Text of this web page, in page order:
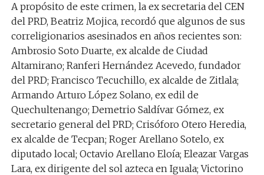
A propósito de este crimen, la ex secretaria del CEN
del PRD, Beatriz Mojica, recordó que algunos de sus
correligionarios asesinados en años recientes son:
Ambrosio Soto Duarte, ex alcalde de Ciudad
Altamirano; Ranferi Hernández Acevedo, fundador
del PRD; Francisco Tecuchillo, ex alcalde de Zitlala;
Armando Arturo López Solano, ex edil de
Quechultenango; Demetrio Saldívar Gómez, ex
secretario general del PRD; Crisóforo Otero Heredia,
ex alcalde de Tecpan; Roger Arellano Sotelo, ex
diputado local; Octavio Arellano Eloía; Eleazar Vargas
Lara, ex dirigente del sol azteca en Iguala; Victorino